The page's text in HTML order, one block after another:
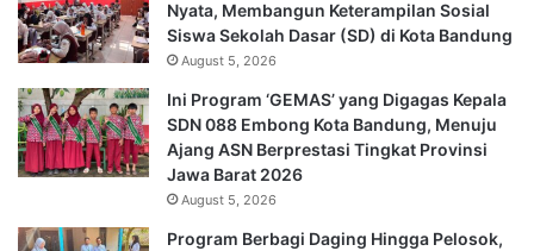
Nyata, Membangun Keterampilan Sosial
Siswa Sekolah Dasar (SD) di Kota Bandung
August 5, 2026
Ini Program ‘GEMAS’ yang Digagas Kepala
SDN 088 Embong Kota Bandung, Menuju
Ajang ASN Berprestasi Tingkat Provinsi
Jawa Barat 2026
August 5, 2026
Program Berbagi Daging Hingga Pelosok,